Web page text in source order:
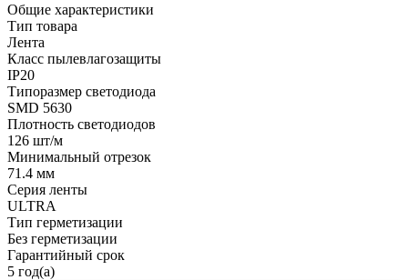
Общие характеристики
Тип товара
Лента
Класс пылевлагозащиты
IP20
Типоразмер светодиода
SMD 5630
Плотность светодиодов
126 шт/м
Минимальный отрезок
71.4 мм
Серия ленты
ULTRA
Тип герметизации
Без герметизации
Гарантийный срок
5 год(а)